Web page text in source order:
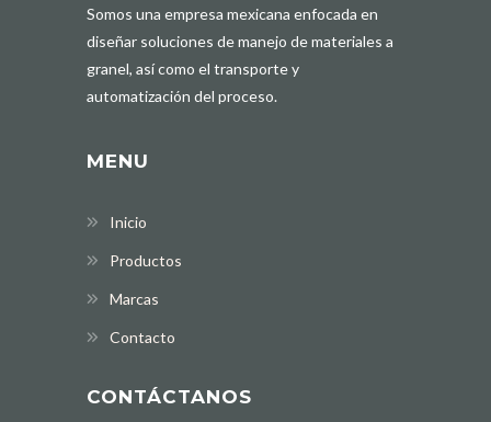
Somos una empresa mexicana enfocada en
diseñar soluciones de manejo de materiales a
granel, así como el transporte y
automatización del proceso.
MENU
Inicio
Productos
Marcas
Contacto
CONTÁCTANOS